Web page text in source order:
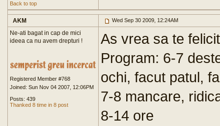
Back to top
AKM Wed Sep 30 2009, 12:24AM
Ne-ati bagat in cap de mici
ideea ca nu avem drepturi !
Registered Member #768
Joined: Sun Nov 04 2007, 12:06PM
Posts: 439
Thanked 8 time in 8 post
As vrea sa te
Program: 6-7
ochi, facut patul,
7-8 mancare,
8-14 ore